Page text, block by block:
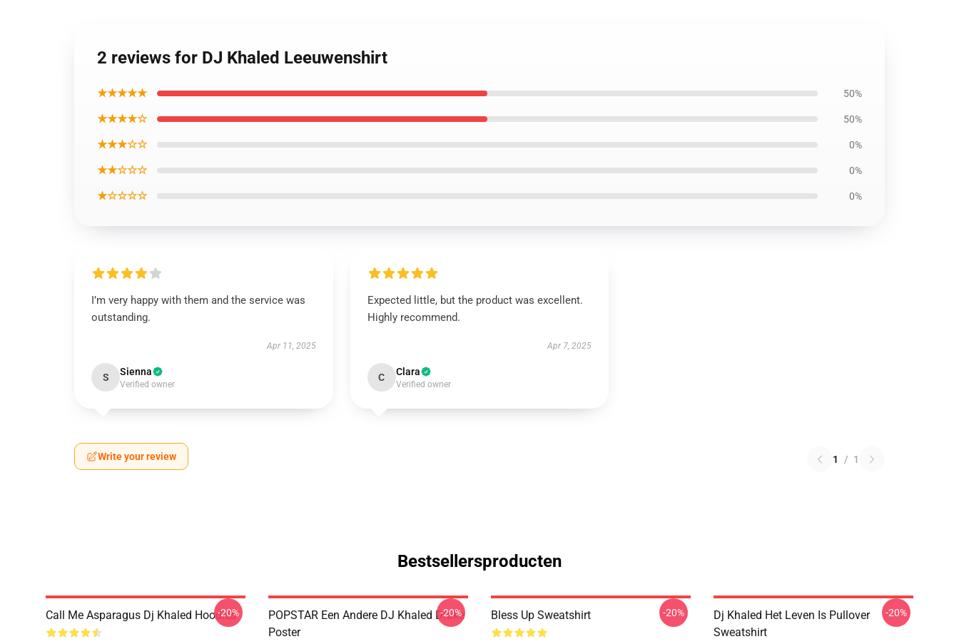
2 reviews for DJ Khaled Leeuwenshirt
★★★★★ 50%
★★★★☆ 50%
★★★☆☆ 0%
★★☆☆☆ 0%
★☆☆☆☆ 0%
I’m very happy with them and the service was
outstanding.
Apr 11, 2025
S Sienna
Verified owner
Expected little, but the product was excellent.
Highly recommend.
Apr 7, 2025
C Clara
Verified owner
Write your review 1 / 1
Bestsellersproducten
Call Me Asparagus Dj Khaled Hoodies
-20%
POPSTAR Een Andere DJ Khaled Drake
Poster
-20% Bless Up Sweatshirt -20%
Dj Khaled Het Leven Is Pullover
Sweatshirt
-20%